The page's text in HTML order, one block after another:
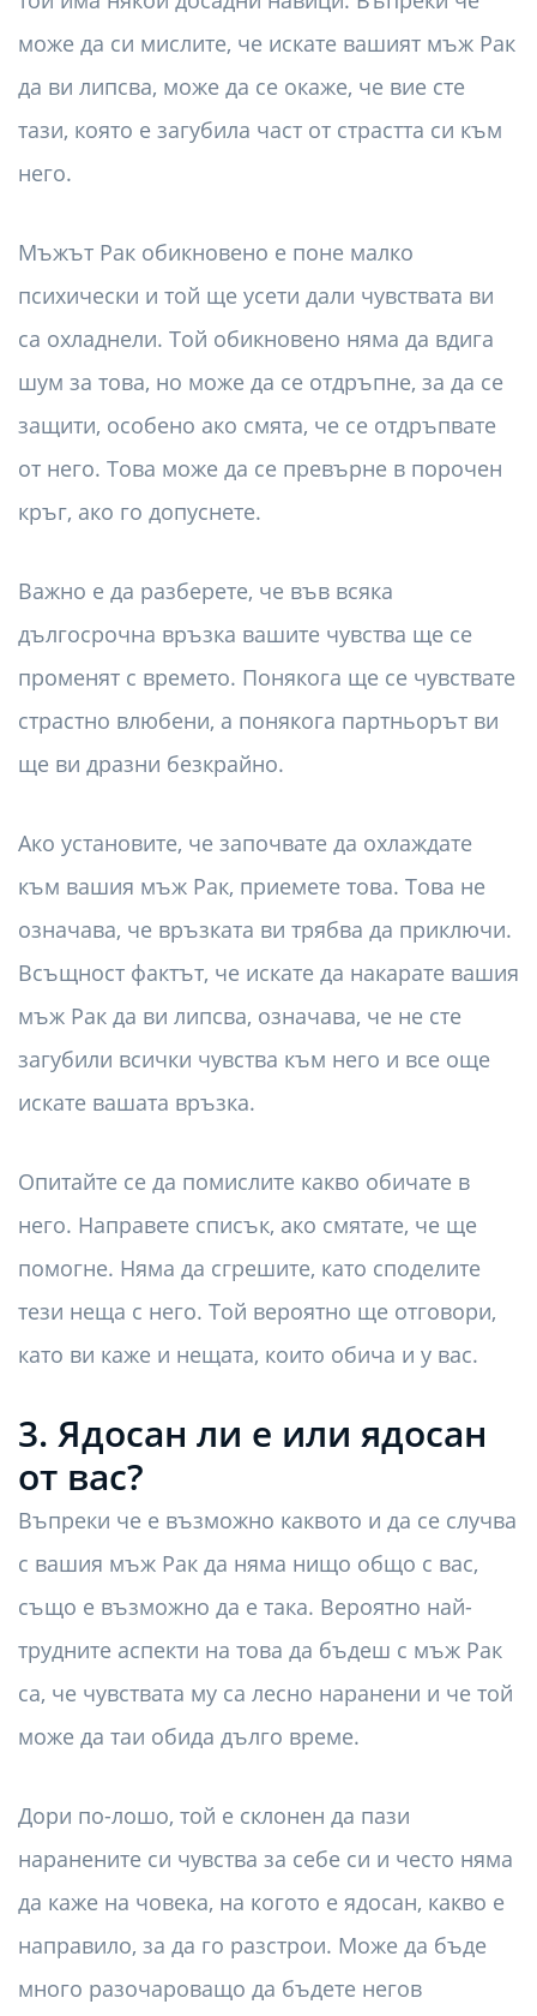
може да си мислите, че искате вашият мъж Рак
да ви липсва, може да се окаже, че вие ​​сте
тази, която е загубила част от страстта си към
него.
Мъжът Рак обикновено е поне малко
психически и той ще усети дали чувствата ви
са охладнели. Той обикновено няма да вдига
шум за това, но може да се отдръпне, за да се
защити, особено ако смята, че се отдръпвате
от него. Това може да се превърне в порочен
кръг, ако го допуснете.
Важно е да разберете, че във всяка
дългосрочна връзка вашите чувства ще се
променят с времето. Понякога ще се чувствате
страстно влюбени, а понякога партньорът ви
ще ви дразни безкрайно.
Ако установите, че започвате да охлаждате
към вашия мъж Рак, приемете това. Това не
означава, че връзката ви трябва да приключи.
Всъщност фактът, че искате да накарате вашия
мъж Рак да ви липсва, означава, че не сте
загубили всички чувства към него и все още
искате вашата връзка.
Опитайте се да помислите какво обичате в
него. Направете списък, ако смятате, че ще
помогне. Няма да сгрешите, като споделите
тези неща с него. Той вероятно ще отговори,
като ви каже и нещата, които обича и у вас.
3. Ядосан ли е или ядосан
от вас?
Въпреки че е възможно каквото и да се случва
с вашия мъж Рак да няма нищо общо с вас,
също е възможно да е така. Вероятно най-
трудните аспекти на това да бъдеш с мъж Рак
са, че чувствата му са лесно наранени и че той
може да таи обида дълго време.
Дори по-лошо, той е склонен да пази
наранените си чувства за себе си и често няма
да каже на човека, на когото е ядосан, какво е
направило, за да го разстрои. Може да бъде
много разочароващо да бъдете негов